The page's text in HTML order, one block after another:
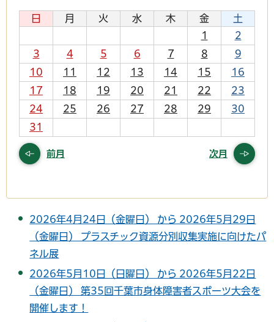
日 月 火 水 木 金
土
1
2
3
4 5 6 7 8
9
10
11 12 13 14 15
16
17
18 19 20 21 22
23
24
25 26 27 28 29
30
31
前月 次月
2026年4月24日（金曜日） から 2026年5月29日
（金曜日） プラスチック資源分別収集実施に向けたパ
ネル展
2026年5月10日（日曜日） から 2026年5月22日
（金曜日） 第35回千葉市身体障害者スポーツ大会を
開催します！